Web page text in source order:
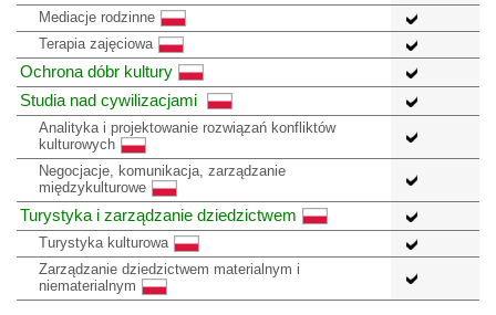
Mediacje rodzinne
Terapia zajęciowa
Ochrona dóbr kultury
Studia nad cywilizacjami
Analityka i projektowanie rozwiązań konfliktów
kulturowych
Negocjacje, komunikacja, zarządzanie
międzykulturowe
Turystyka i zarządzanie dziedzictwem
Turystyka kulturowa
Zarządzanie dziedzictwem materialnym i
niematerialnym